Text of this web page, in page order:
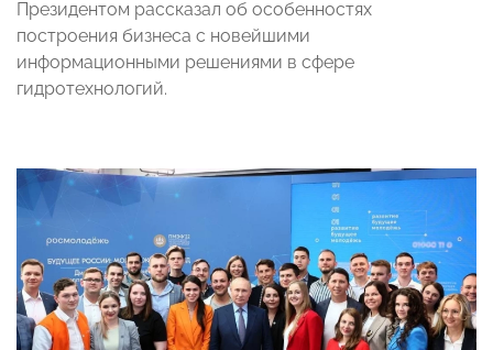
Президентом рассказал об особенностях
построения бизнеса с новейшими
информационными решениями в сфере
гидротехнологий.